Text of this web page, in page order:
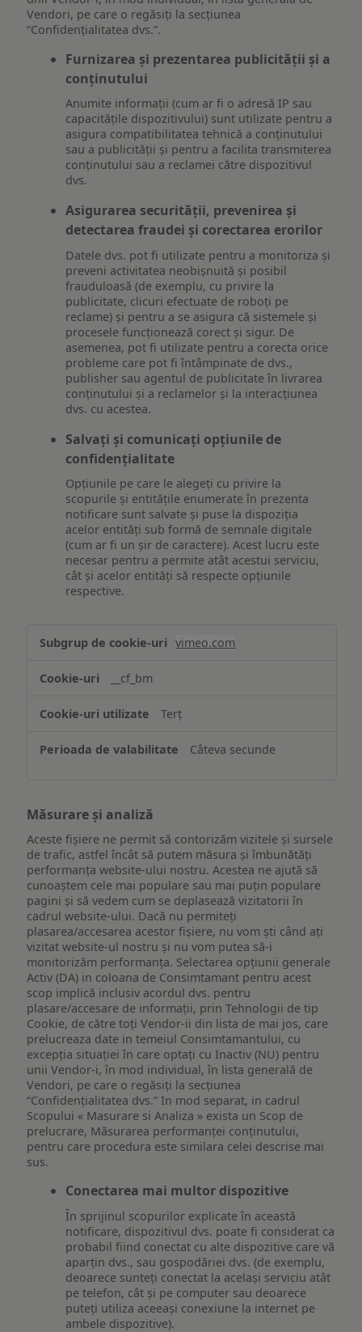
Vendori, pe care o regăsiți la secțiunea
“Confidențialitatea dvs.”.
Furnizarea și prezentarea publicității și a
conținutului
Anumite informații (cum ar fi o adresă IP sau
capacitățile dispozitivului) sunt utilizate pentru a
asigura compatibilitatea tehnică a conținutului
sau a publicității și pentru a facilita transmiterea
conținutului sau a reclamei către dispozitivul
dvs.
Asigurarea securității, prevenirea și
detectarea fraudei și corectarea erorilor
Datele dvs. pot fi utilizate pentru a monitoriza și
preveni activitatea neobișnuită și posibil
frauduloasă (de exemplu, cu privire la
publicitate, clicuri efectuate de roboți pe
reclame) și pentru a se asigura că sistemele și
procesele funcționează corect și sigur. De
asemenea, pot fi utilizate pentru a corecta orice
probleme care pot fi întâmpinate de dvs.,
publisher sau agentul de publicitate în livrarea
conținutului și a reclamelor și la interacțiunea
dvs. cu acestea.
Salvați și comunicați opțiunile de
confidențialitate
Opțiunile pe care le alegeți cu privire la
scopurile și entitățile enumerate în prezenta
notificare sunt salvate și puse la dispoziția
acelor entități sub formă de semnale digitale
(cum ar fi un șir de caractere). Acest lucru este
necesar pentru a permite atât acestui serviciu,
cât și acelor entități să respecte opțiunile
respective.
Asigurarea
funcționalităților
website-
ului
vimeo.com
__cf_bm
Terț
Câteva secunde
Măsurare și analiză
Aceste fișiere ne permit să contorizăm vizitele și sursele
de trafic, astfel încât să putem măsura și îmbunătăți
performanța website-ului nostru. Acestea ne ajută să
cunoaștem cele mai populare sau mai puțin populare
pagini și să vedem cum se deplasează vizitatorii în
cadrul website-ului. Dacă nu permiteți
plasarea/accesarea acestor fișiere, nu vom ști când ați
vizitat website-ul nostru și nu vom putea să-i
monitorizăm performanța. Selectarea opțiunii generale
Activ (DA) in coloana de Consimtamant pentru acest
scop implică inclusiv acordul dvs. pentru
plasare/accesare de informații, prin Tehnologii de tip
Cookie, de către toți Vendor-ii din lista de mai jos, care
prelucreaza date in temeiul Consimtamantului, cu
excepția situației în care optați cu Inactiv (NU) pentru
unii Vendor-i, în mod individual, în lista generală de
Vendori, pe care o regăsiți la secțiunea
“Confidențialitatea dvs.” In mod separat, in cadrul
Scopului « Masurare si Analiza » exista un Scop de
prelucrare, Măsurarea performanței conținutului,
pentru care procedura este similara celei descrise mai
sus.
Conectarea mai multor dispozitive
În sprijinul scopurilor explicate în această
notificare, dispozitivul dvs. poate fi considerat ca
probabil fiind conectat cu alte dispozitive care vă
aparțin dvs., sau gospodăriei dvs. (de exemplu,
deoarece sunteți conectat la același serviciu atât
pe telefon, cât și pe computer sau deoarece
puteți utiliza aceeași conexiune la internet pe
ambele dispozitive).